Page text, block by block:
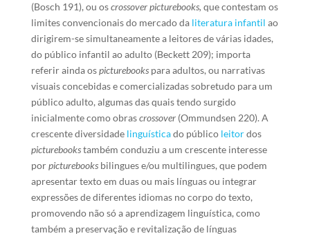
(Bosch 191), ou oscrossover picturebooks, que contestam os
limites convencionais do mercado da literatura infantil ao
dirigirem-se simultaneamente a leitores de várias idades,
do público infantil ao adulto (Beckett 209); importa
referir ainda ospicturebookspara adultos, ou narrativas
visuais concebidas e comercializadas sobretudo para um
público adulto, algumas das quais tendo surgido
inicialmente como obrascrossover(Ommundsen 220). A
crescente diversidade linguísticado público leitordos
picturebookstambém conduziu a um crescente interesse
porpicturebooksbilingues e/ou multilingues, que podem
apresentar texto em duas ou mais línguas ou integrar
expressões de diferentes idiomas no corpo do texto,
promovendo não só a aprendizagem linguística, como
também a preservação e revitalização de línguas